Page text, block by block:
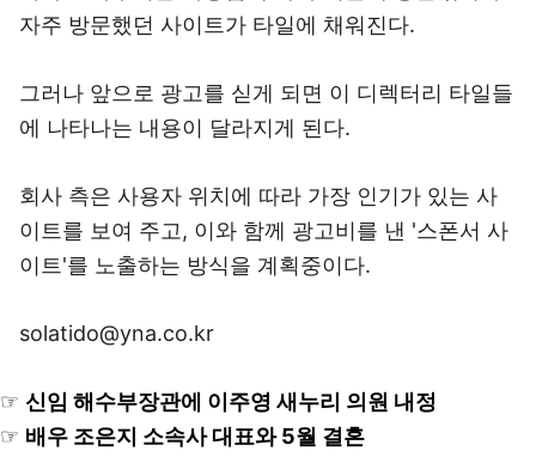
자주 방문했던 사이트가 타일에 채워진다.
그러나 앞으로 광고를 싣게 되면 이 디렉터리 타일들
에 나타나는 내용이 달라지게 된다.
회사 측은 사용자 위치에 따라 가장 인기가 있는 사
이트를 보여 주고, 이와 함께 광고비를 낸 '스폰서 사
이트'를 노출하는 방식을 계획중이다.
solatido@yna.co.kr
☞ 신임 해수부장관에 이주영 새누리 의원 내정
☞ 배우 조은지 소속사 대표와 5월 결혼